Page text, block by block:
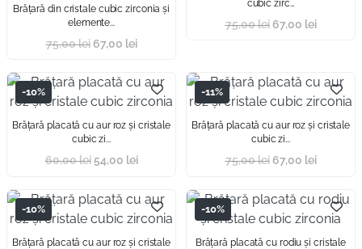
Brăţară din cristale cubic zirconia și
elemente...
75,00lei 67,00 lei
cubic zirc...
75,00lei 67,00 lei
-10%
Brăţară placată cu aur roz și cristale
cubic zi...
60,00lei 54,00 lei
-11%
Brăţară placată cu aur roz și cristale
cubic zi...
75,00lei 67,00 lei
-10%
Brăţară placată cu aur roz și cristale
-10%
Brăţară placată cu rodiu și cristale